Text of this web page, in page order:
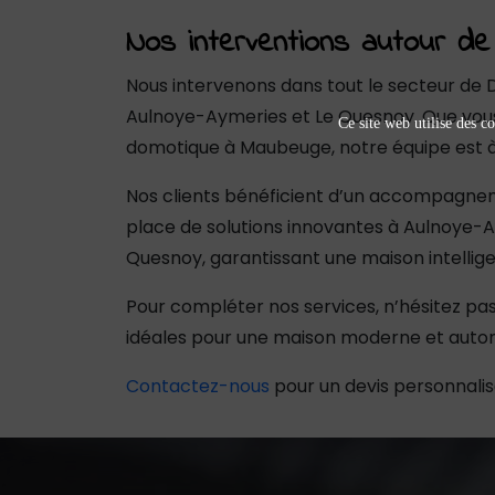
Nos interventions autour
Nous intervenons dans tout le secteur de
Aulnoye-Aymeries et Le Quesnoy. Que
domotique à Maubeuge, notre équipe
Nos clients bénéficient d’un
place de solutions innovantes à
Quesnoy, garantissant une maison
Pour compléter nos services, n’hésitez
idéales pour une maison moderne et
Contactez-nous pour un devis
Ce site web utilise des